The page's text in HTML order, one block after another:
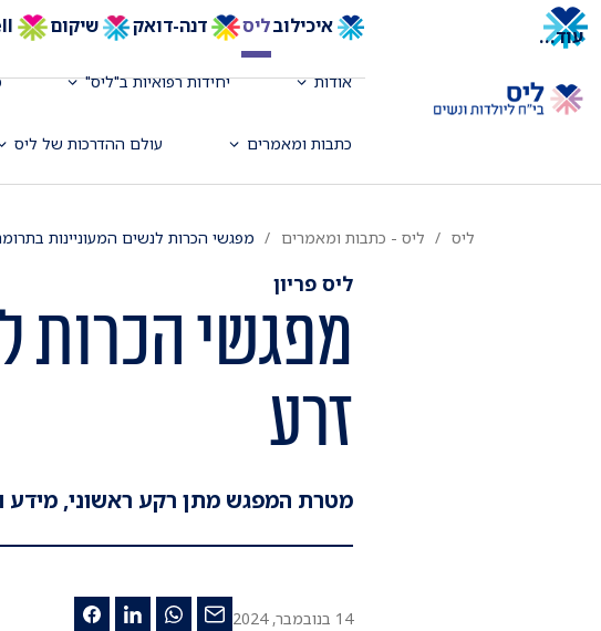
איכילובליס דנה-דואק שיקום Be-Well
אודות יחידות רפואיות ב"ליס"
כתבות ומאמרים עולם ההדרכות של ליס
עוד...
ליס ליס - כתבות ומאמרים מפגשי הכרות לנשים המעוניינות
ליס פריון
מפגשי הכרות
זרע
מטרת המפגש מתן רקע ראשוני, מידע
14 בנובמבר, 2024